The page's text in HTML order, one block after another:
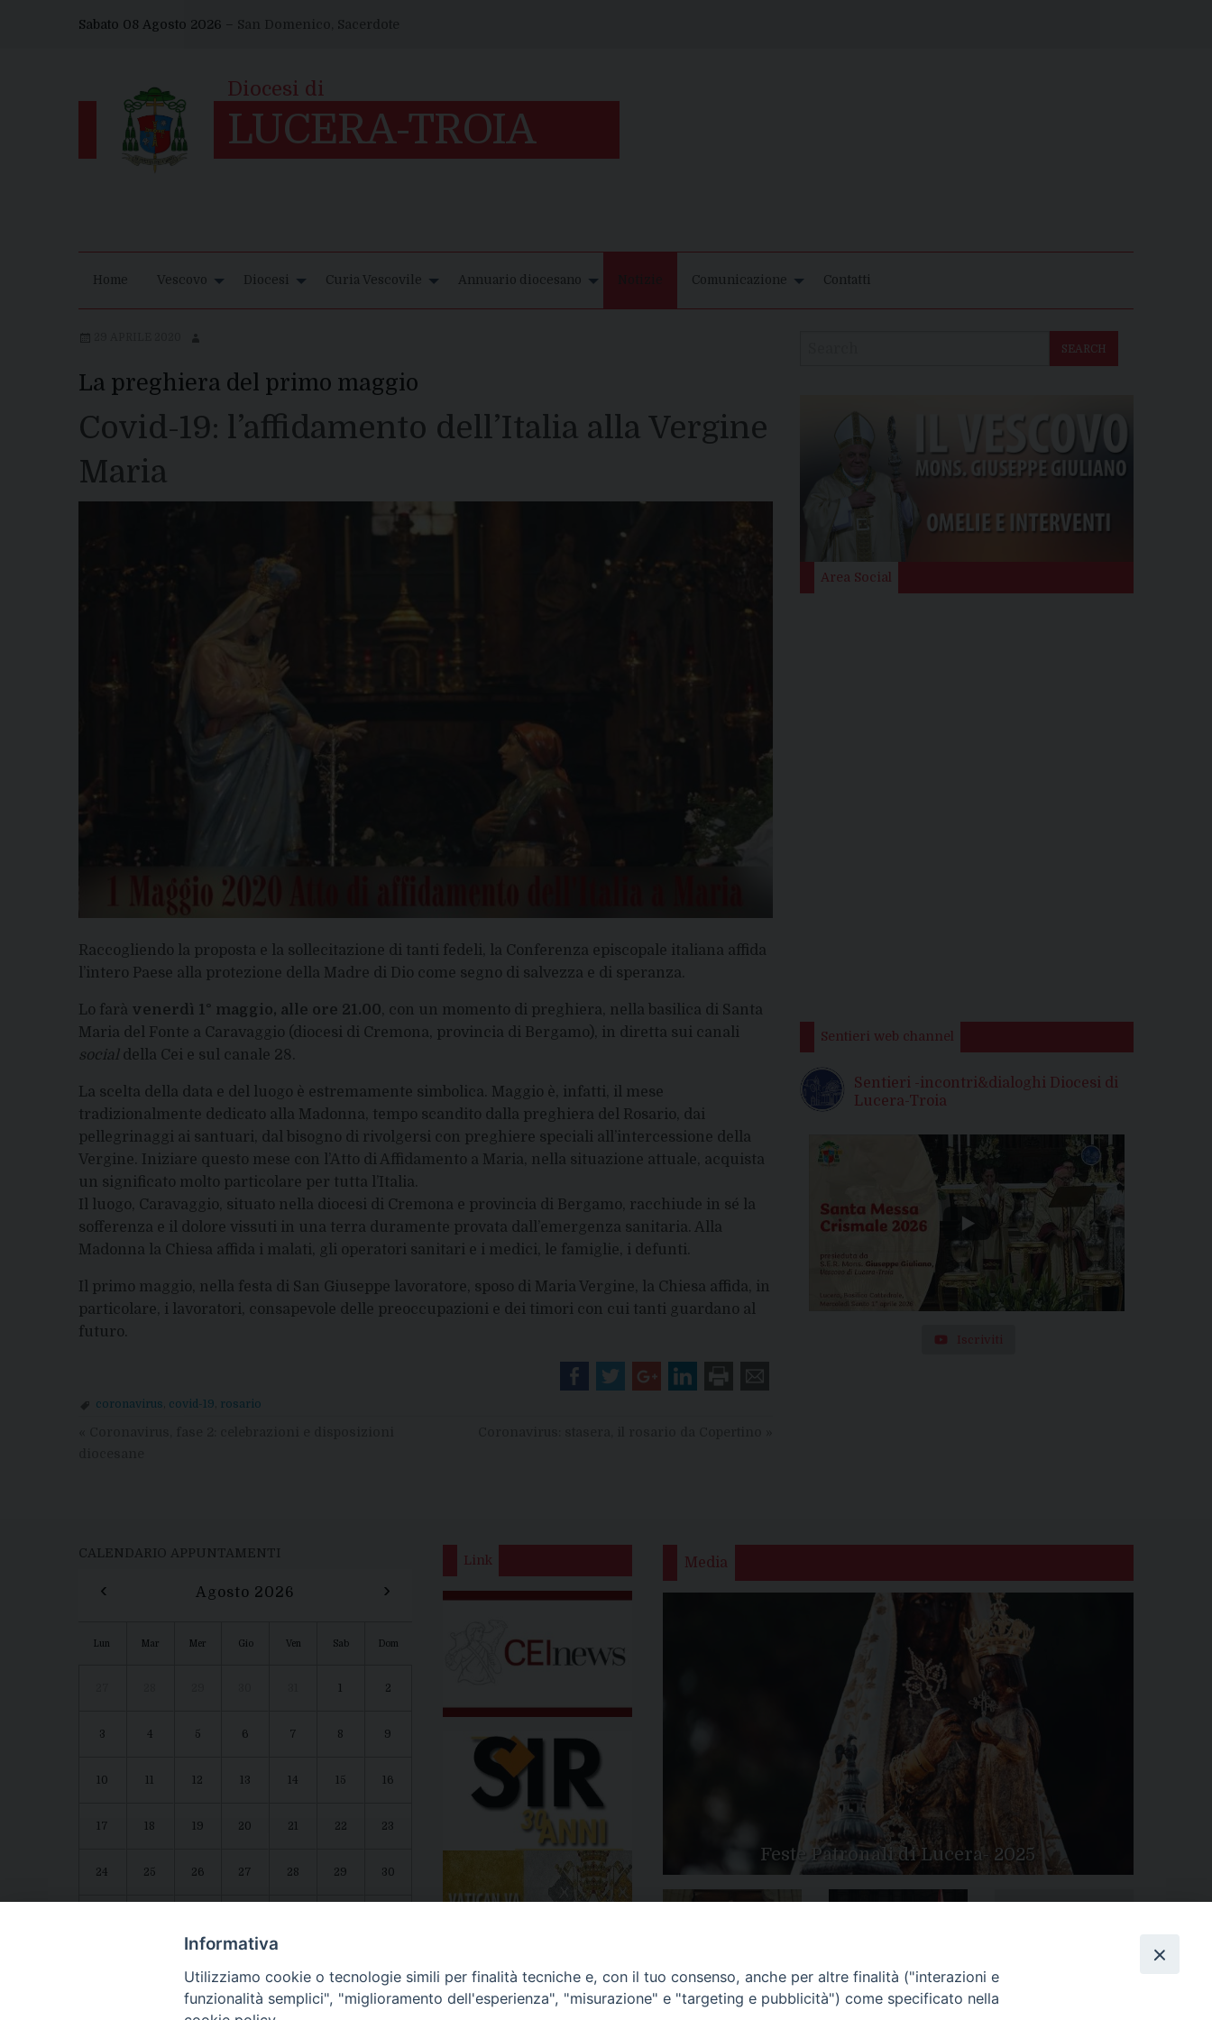
Sabato 08 Agosto 2026 – San Domenico, Sacerdote
Home Vescovo Diocesi Curia Vescovile Annuario diocesano Notizie Comunicazione Contatti
La preghiera del primo maggio
Covid-19: l’affidamento dell’Italia alla Vergine
Maria
Raccogliendo la proposta e la sollecitazione di tanti fedeli, la Conferenza episcopale italiana affida
l’intero Paese alla protezione della Madre di Dio come segno di salvezza e di speranza.
Lo farà venerdì 1° maggio, alle ore 21.00 , con un momento di preghiera, nella basilica di Santa
Maria del Fonte a Caravaggio (diocesi di Cremona, provincia di Bergamo), in diretta sui canali
socialdella Cei e sul canale 28.
La scelta della data e del luogo è estremamente simbolica. Maggio è, infatti, il mese
tradizionalmente dedicato alla Madonna, tempo scandito dalla preghiera del Rosario, dai
pellegrinaggi ai santuari, dal bisogno di rivolgersi con preghiere speciali all’intercessione della
Vergine. Iniziare questo mese con l’Atto di Affidamento a Maria, nella situazione attuale, acquista
un significato molto particolare per tutta l’Italia.
Il luogo, Caravaggio, situato nella diocesi di Cremona e provincia di Bergamo, racchiude in sé la
sofferenza e il dolore vissuti in una terra duramente provata dall’emergenza sanitaria. Alla
Madonna la Chiesa affida i malati, gli operatori sanitari e i medici, le famiglie, i defunti.
Il primo maggio, nella festa di San Giuseppe lavoratore, sposo di Maria Vergine, la Chiesa affida, in
particolare, i lavoratori, consapevole delle preoccupazioni e dei timori con cui tanti guardano al
futuro.
coronavirus covid-19 rosario
SEARCH
Area Social
Sentieri web channel
Sentieri -incontri&dialoghi Diocesi di
Lucera-Troia
Iscriviti
CALENDARIO APPUNTAMENTI
‹ Agosto 2026 ›
Lun Mar Mer Gio Ven Sab Dom
2
3 4 5 6 7 8 9
10 12 13 14 15 16
17 18 19 20 21 22 23
24 25 26 27 28 29 30
Agenda diocesana
Link Media
Feste Patronali di Lucera- 2025
Apertura Anno Giubilare
2025
Diocesi
Informativa
Utilizziamo cookie o tecnologie simili per finalità tecniche e, con il tuo consenso, anche per altre finalità ("interazioni e
funzionalità semplici", "miglioramento dell'esperienza", "misurazione" e "targeting e pubblicità") come specificato nella